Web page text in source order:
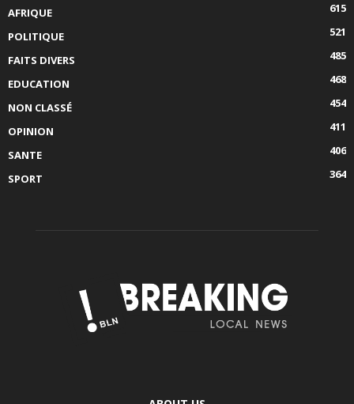
AFRIQUE
615
POLITIQUE
521
FAITS DIVERS
485
EDUCATION
468
NON CLASSÉ
454
OPINION
411
SANTE
406
SPORT
364